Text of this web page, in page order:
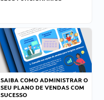
SAIBA COMO ADMINISTRAR O
SEU PLANO DE VENDAS COM
SUCESSO